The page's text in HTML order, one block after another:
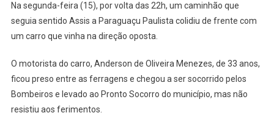
ENTRE
CARRO
E
DEIXA
MOTORISTA
SEM
VIDA
Na segunda-feira (15), por volta das 22h, um caminhão que
seguia sentido Assis a Paraguaçu Paulista colidiu de frente com
um carro que vinha na direção oposta.
O motorista do carro, Anderson de Oliveira Menezes, de 33 anos,
ficou preso entre as ferragens e chegou a ser socorrido pelos
Bombeiros e levado ao Pronto Socorro do município, mas não
resistiu aos ferimentos.